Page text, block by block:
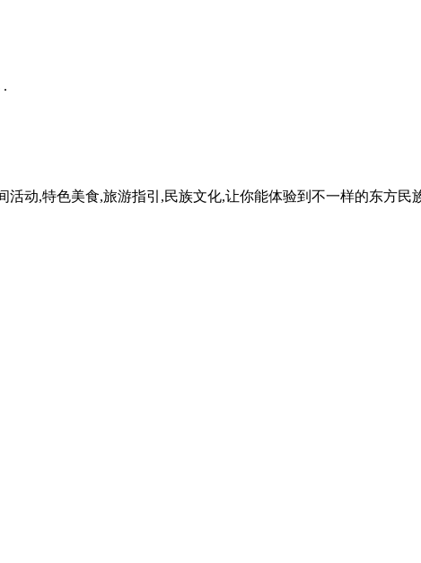
.
活动,特色美食,旅游指引,民族文化,让你能体验到不一样的东方民